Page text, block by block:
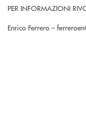
PER INFORMAZIONI
Enrico Ferrero –